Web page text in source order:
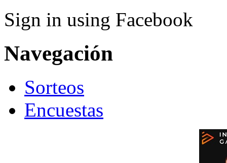
Sign in using Facebook
Navegación
Sorteos
Encuestas